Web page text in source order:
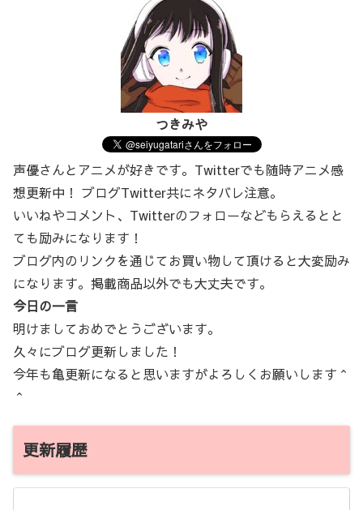
つきみや
声優さんとアニメが好きです。Twitterでも随時アニメ感
想更新中！ ブログTwitter共にネタバレ注意。
いいねやコメント、Twitterのフォローなどもらえるとと
ても励みになります！
ブログ内のリンクを通じてお買い物して頂けると大変励み
になります。掲載商品以外でも大丈夫です。
今日の一言
明けましておめでとうございます。
久々にブログ更新しました！
今年も亀更新になると思いますがよろしくお願いします＾
＾
更新履歴